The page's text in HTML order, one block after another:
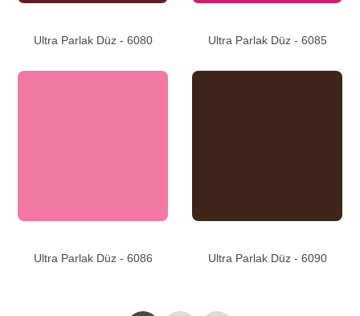
Ultra Parlak Düz - 6080 Ultra Parlak Düz - 6085
Ultra Parlak Düz - 6086 Ultra Parlak Düz - 6090